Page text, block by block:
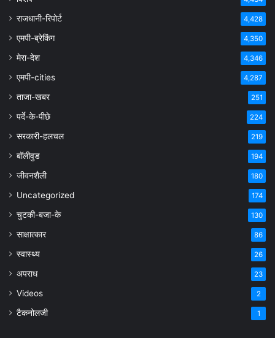
राजधानी-रिपोर्ट 4,428
एमपी-ब्रेकिंग 4,350
मेरा-देश 4,346
एमपी-cities 4,287
ताजा-खबर 251
पर्दे-के-पीछे 224
सरकारी-हलचल 219
बॉलीवुड 194
जीवनशैली 180
Uncategorized 174
चुटकी-बजा-के 130
साक्षात्कार 86
स्वास्थ्य 26
अपराध 23
Videos 2
टैकनोलजी 1